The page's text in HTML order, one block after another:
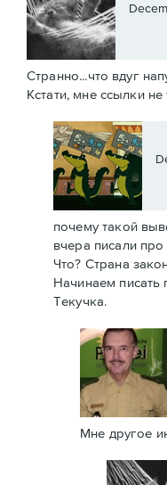
Странно...что вдуг
Кстати, мне ссылки
почему такой
вчера писали
Что? Страна
Начинаем писать
Текучка.
Мне другое